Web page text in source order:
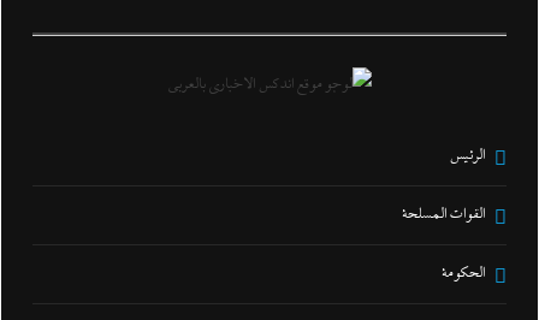
الرئيس
القوات المسلحة
الحكومة